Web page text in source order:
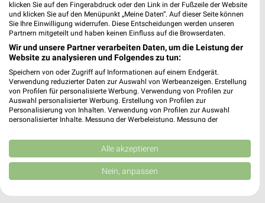
Kaufland Ansbach
Ritter-von-Lang-Allee 7
91522 Ansbach
Heute 07:00 - 20:00 Uhr | Geschlossen
408,21 km • Angebote: 2 Prospekte
❯
Kaufland Neustadt an der Aisch
Robert-Bosch-Straße 2
Heute 07:00 - 20:00 Uhr |
379,69 km • Angebote: 2 Prospekte
klicken Sie auf den Fingerabdruck oder den Link in der Fußzeile der Website
und klicken Sie auf den Menüpunkt „Meine Daten“. Auf dieser Seite können
Sie Ihre Einwilligung widerrufen. Diese Entscheidungen werden unseren
Partnern mitgeteilt und haben keinen Einfluss auf die Browserdaten.
Wir und unsere Partner verarbeiten Daten, um die Leistung der
Website zu analysieren und Folgendes zu tun:
Speichern von oder Zugriff auf Informationen auf einem Endgerät.
Verwendung reduzierter Daten zur Auswahl von Werbeanzeigen. Erstellung
von Profilen für personalisierte Werbung. Verwendung von Profilen zur
Auswahl personalisierter Werbung. Erstellung von Profilen zur
Personalisierung von Inhalten. Verwendung von Profilen zur Auswahl
personalisierter Inhalte. Messung der Werbeleistung. Messung der
Kombinationen von Daten aus verschiedenen Quellen. Entwicklung und
Verbesserung der Angebote. Verwendung reduzierter Daten zur Auswahl
von Inhalten.
Daten können außerhalb der Europäischen Union weitergegeben und in die
USA gesendet werden.
Website/App.
Alle akzeptieren
Nein, anpassen